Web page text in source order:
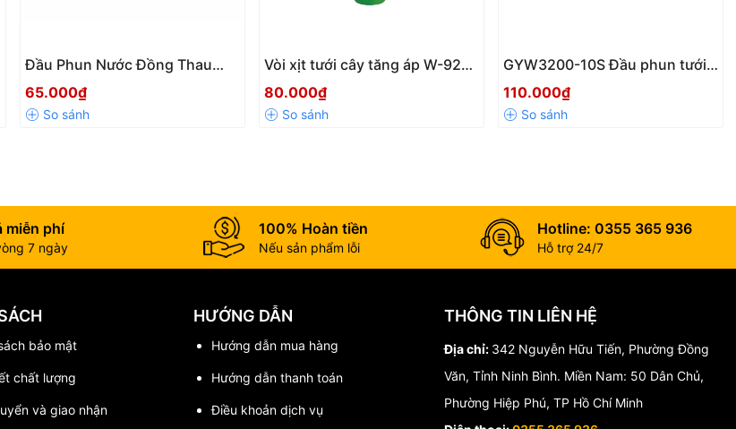
Đầu Phun Nước Đồng Thau
ONPAS 1022 – Bền Bỉ, Kết Nối
Ống Phi 16–20mm
65.000₫
Vòi xịt tưới cây tăng áp W-9201
AQUAMATE Đài Loan – Điều
chỉnh đa tia, bền bỉ, dễ sử dụng
80.000₫
GYW3200-10S Đầu phun tưới
nước nông nghiệp, chỉnh vặn
xoắn , lưu lượng lớn, chất liệu
bằng nhựa, điều chỉnh bằng
110.000₫
miễn phí
7 ngày
100% Hoàn tiền
Nếu sản phẩm lỗi
Hotline: 0355 365 936
Hỗ trợ 24/7
bảo mật
chất lượng
và giao nhận
HƯỚNG DẪN
Hướng dẫn mua hàng
Hướng dẫn thanh toán
Điều khoản dịch vụ
THÔNG TIN LIÊN HỆ
Địa chỉ: 342 Nguyễn Hữu Tiến, Phường Đồng
Văn, Tỉnh Ninh Bình. Miền Nam: 50 Dân Chủ,
Phường Hiệp Phú, TP Hồ Chí Minh